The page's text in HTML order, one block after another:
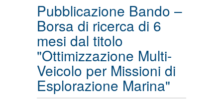
Pubblicazione Bando –
Borsa di ricerca di 6
mesi dal titolo
"Ottimizzazione Multi-
Veicolo per Missioni di
Esplorazione Marina"